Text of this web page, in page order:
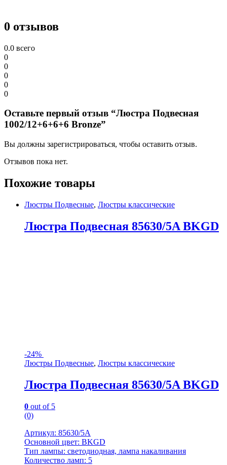
0 отзывов
0.0 всего
0
0
0
0
0
Оставьте первый отзыв “Люстра Подвесная
1002/12+6+6+6 Bronze”
Вы должны зарегистрироваться, чтобы оставить отзыв.
Отзывов пока нет.
Похожие товары
Люстры Подвесные, Люстры классические
Люстра Подвесная 85630/5A BKGD
-24%
Люстры Подвесные, Люстры классические
Люстра Подвесная 85630/5A BKGD
0 out of 5
(0)
Артикул: 85630/5A
Основной цвет: BKGD
Тип лампы: светодиодная, лампа накаливания
Количество ламп: 5